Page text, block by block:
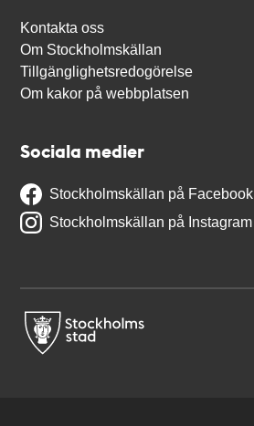
Kontakta oss
Om Stockholmskällan
Tillgänglighetsredogörelse
Om kakor på webbplatsen
Sociala medier
Stockholmskällan på Facebook
Stockholmskällan på Instagram